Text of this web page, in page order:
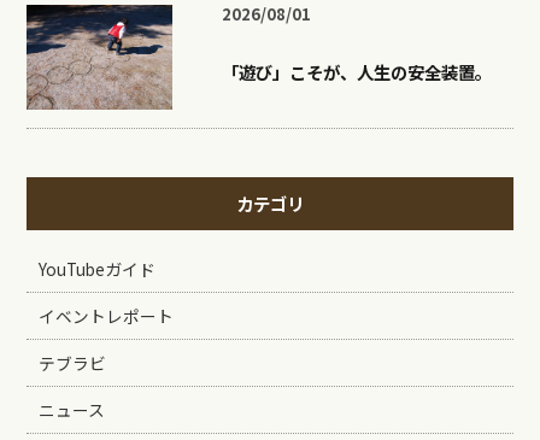
2026/08/01
「遊び」こそが、人生の安全装置。
カテゴリ
YouTubeガイド
イベントレポート
テブラビ
ニュース